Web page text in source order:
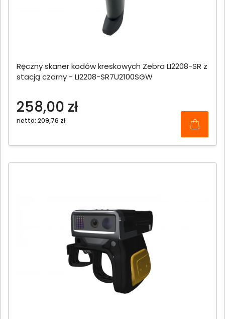
Ręczny skaner kodów kreskowych Zebra LI2208-SR z
stacją czarny - LI2208-SR7U2100SGW
258,00 zł
netto: 209,76 zł